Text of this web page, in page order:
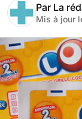
Par La
Mis à jour